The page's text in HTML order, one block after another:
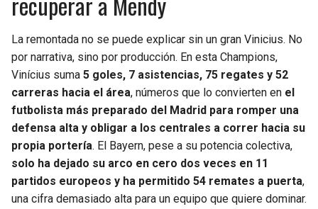
La remontada no se puede explicar sin un gran Vinicius. No
por narrativa, sino por producción. En esta Champions,
Vinícius suma 5 goles, 7 asistencias, 75 regates y 52
carreras hacia el área, números que lo convierten en el
futbolista más preparado del Madrid para romper una
defensa alta y obligar a los centrales a correr hacia su
propia portería. El Bayern, pese a su potencia colectiva,
solo ha dejado su arco en cero dos veces en 11
partidos europeos y ha permitido 54 remates a puerta,
una cifra demasiado alta para un equipo que quiere dominar.